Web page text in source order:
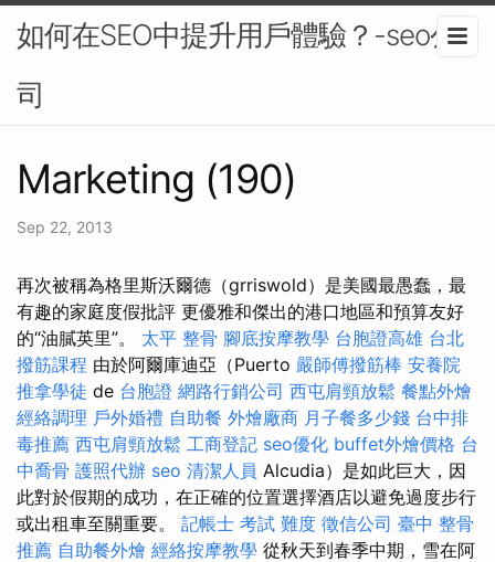
如何在SEO中提升用戶體驗？-seo公
司
Marketing (190)
Sep 22, 2013
再次被稱為格里斯沃爾德（grriswold）是美國最愚蠢，最
有趣的家庭度假批評 更優雅和傑出的港口地區和預算友好
的“油膩英里”。 太平 整骨 腳底按摩教學 台胞證高雄 台北
撥筋課程 由於阿爾庫迪亞（Puerto 嚴師傅撥筋棒 安養院
推拿學徒 de 台胞證 網路行銷公司 西屯肩頸放鬆 餐點外燴
經絡調理 戶外婚禮 自助餐 外燴廠商 月子餐多少錢 台中排
毒推薦 西屯肩頸放鬆 工商登記 seo優化 buffet外燴價格 台
中喬骨 護照代辦 seo 清潔人員 Alcudia）是如此巨大，因
此對於假期的成功，在正確的位置選擇酒店以避免過度步行
或出租車至關重要。 記帳士 考試 難度 徵信公司 臺中 整骨
推薦 自助餐外燴 經絡按摩教學 從秋天到春季中期，雪在阿